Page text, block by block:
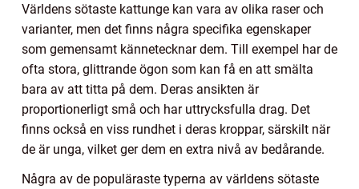
Världens sötaste kattunge kan vara av olika raser och
varianter, men det finns några specifika egenskaper
som gemensamt kännetecknar dem. Till exempel har de
ofta stora, glittrande ögon som kan få en att smälta
bara av att titta på dem. Deras ansikten är
proportionerligt små och har uttrycksfulla drag. Det
finns också en viss rundhet i deras kroppar, särskilt när
de är unga, vilket ger dem en extra nivå av bedårande.
Några av de populäraste typerna av världens sötaste